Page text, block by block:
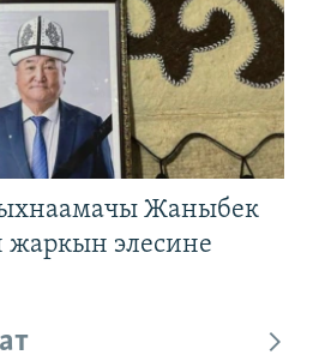
Жаныбек
элесине